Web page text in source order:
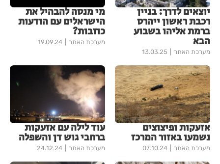
יוצאים לדרך: בניין
רכבת ראשון ייהרס
ברמת אליהו בשבוע
הבא
מערכת האתר 13.03.25
מי מנסה להבהיל את
הישראלים עם הודעות
כוזבות?
מערכת האתר 19.09.24
אזעקות ופיצוצים
נשמעו באזור המרכז
מערכת האתר 07.10.24
עוד לילה עם אזעקות
ברחבי גוש דן והשפלה
מערכת האתר 24.12.24